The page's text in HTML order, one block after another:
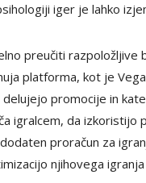
iger je lahko
preučiti razpoložljive
platforma, kot je
delujejo promocije in
igralcem, da izkoristijo
proračun za
njihovega